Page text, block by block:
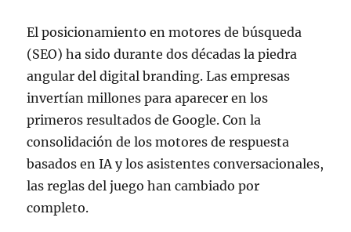
El posicionamiento en motores de búsqueda
(SEO) ha sido durante dos décadas la piedra
angular del digital branding. Las empresas
invertían millones para aparecer en los
primeros resultados de Google. Con la
consolidación de los motores de respuesta
basados en IA y los asistentes conversacionales,
las reglas del juego han cambiado por
completo.